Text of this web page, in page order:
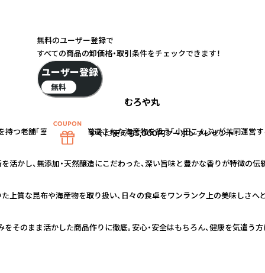
むろや丸
つ老舗「室次醤油」と、厳選された海産物を扱う「小田こんぶ」が共同運営
活かし、無添加・天然醸造にこだわった、深い旨味と豊かな香りが特徴の
上質な昆布や海産物を取り扱い、日々の食卓をワンランク上の美味しさへ
そのまま活かした商品作りに徹底。安心・安全はもちろん、健康を気遣う方
無料のユーザー登録で
すべての商品の卸価格・取引条件をチェックできます！
ユーザー登録
無料
すぐに使える5,000円クーポンプレゼント！